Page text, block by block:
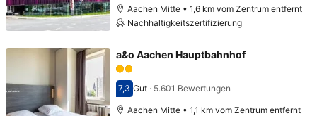
Aachen Mitte • 1,6 km vom Zentrum entfernt
Nachhaltigkeitszertifizierung
a&o Aachen Hauptbahnhof
Bewertet mit 7,3
7,3 Gut· 5.601 Bewertungen
Aachen Mitte • 1,1 km vom Zentrum entfernt